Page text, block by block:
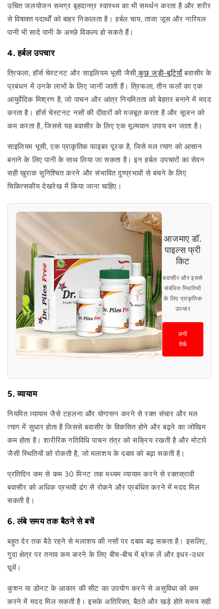
उचित जलयोजन समग्र बृहदान्त्र स्वास्थ्य का भी समर्थन करता है और शरीर
से विषाक्त पदार्थों को बाहर निकालता है। हर्बल चाय, ताजा जूस और नारियल
पानी भी सादे पानी के अच्छे विकल्प हो सकते हैं।
4. हर्बल उपचार
त्रिफला, हॉर्स चेस्टनट और साइलियम भूसी जैसीकुछ जड़ी-बूटियाँबवासीर के
प्रबंधन में उनके लाभों के लिए जानी जाती हैं। त्रिफला, तीन फलों का एक
आयुर्वेदिक मिश्रण है, जो पाचन और आंत्र नियमितता को बेहतर बनाने में मदद
करता है। हॉर्स चेस्टनट नसों की दीवारों को मजबूत करता है और सूजन को
कम करता है, जिससे यह बवासीर के लिए एक मूल्यवान उपाय बन जाता है।
साइलियम भूसी, एक प्राकृतिक फाइबर पूरक है, जिसे मल त्याग को आसान
बनाने के लिए पानी के साथ लिया जा सकता है। इन हर्बल उपचारों का सेवन
सही खुराक सुनिश्चित करने और संभावित दुष्प्रभावों से बचने के लिए
चिकित्सकीय देखरेख में किया जाना चाहिए।
आजमाए डॉ.
पाइल्स फ्री
किट
बवासीर और इससे
संबंधित स्थितियों
के लिए प्राकृतिक
उपचार
अभी
देखे
5. व्यायाम
नियमित व्यायाम जैसे टहलना और योगासन करने से रक्त संचार और मल
त्याग में सुधार होता है जिससे बवासीर के विकसित होने और बढ़ने का जोखिम
कम होता है। शारीरिक गतिविधि पाचन तंत्र को सक्रिय रखती है और मोटापे
जैसी स्थितियों को रोकती है, जो मलाशय के दबाव को बढ़ा सकती है।
प्रतिदिन कम से कम 30 मिनट तक मध्यम व्यायाम करने से रक्तस्रावी
बवासीर को अधिक प्रभावी ढंग से रोकने और प्रबंधित करने में मदद मिल
सकती है।
6. लंबे समय तक बैठने से बचें
बहुत देर तक बैठे रहने से मलाशय की नसों पर दबाव बढ़ सकता है। इसलिए,
गुदा क्षेत्र पर तनाव कम करने के लिए बीच-बीच में ब्रेक लें और इधर-उधर
घूमें।
कुशन या डोनट के आकार की सीट का उपयोग करने से असुविधा को कम
करने में मदद मिल सकती है। इसके अतिरिक्त, बैठते और खड़े होते समय सही